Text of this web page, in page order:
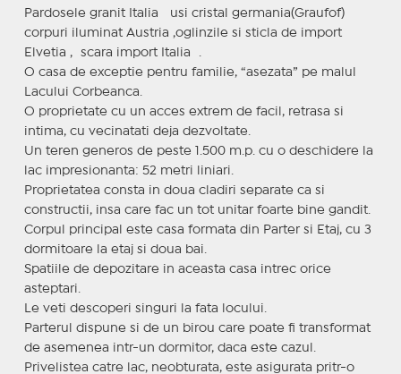
Pardosele granit Italia usi cristal germania(Graufof)
corpuri iluminat Austria ,oglinzile si sticla de import
Elvetia , scara import Italia .
O casa de exceptie pentru familie, “asezata” pe malul
Lacului Corbeanca.
O proprietate cu un acces extrem de facil, retrasa si
intima, cu vecinatati deja dezvoltate.
Un teren generos de peste 1.500 m.p. cu o deschidere la
lac impresionanta: 52 metri liniari.
Proprietatea consta in doua cladiri separate ca si
constructii, insa care fac un tot unitar foarte bine gandit.
Corpul principal este casa formata din Parter si Etaj, cu 3
dormitoare la etaj si doua bai.
Spatiile de depozitare in aceasta casa intrec orice
asteptari.
Le veti descoperi singuri la fata locului.
Parterul dispune si de un birou care poate fi transformat
de asemenea intr-un dormitor, daca este cazul.
Privelistea catre lac, neobturata, este asigurata pritr-o